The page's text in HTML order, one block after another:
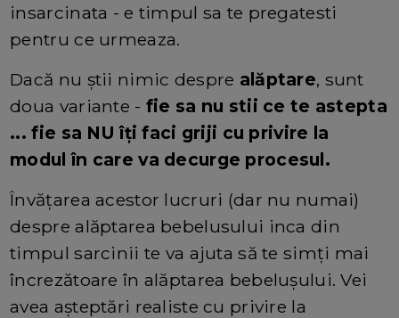
insarcinata - e timpul sa te pregatesti
pentru ce urmeaza.
Dacă nu știi nimic despre alăptare, sunt
doua variante - fie sa nu stii ce te astepta
... fie sa NU îți faci griji cu privire la
modul în care va decurge procesul.
Învățarea acestor lucruri (dar nu numai)
despre alăptarea bebelusului inca din
timpul sarcinii te va ajuta să te simți mai
încrezătoare în alăptarea bebelușului. Vei
avea așteptări realiste cu privire la